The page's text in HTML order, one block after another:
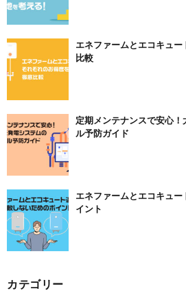
エネファームとエコキュ
比較
定期メンテナンスで安心
ル予防ガイド
エネファームとエコキュ
イント
カテゴリー